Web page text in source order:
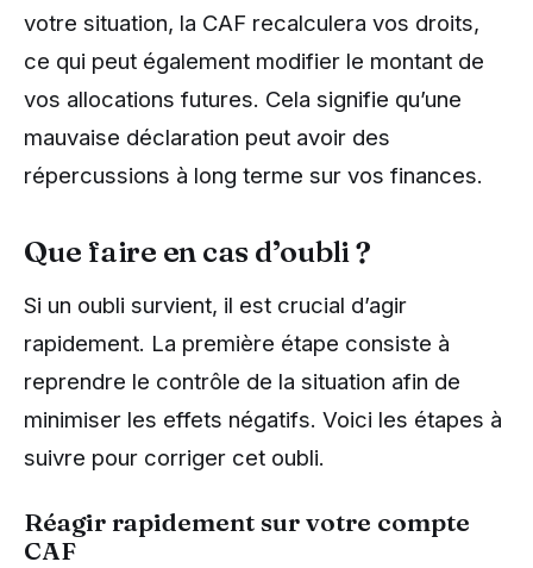
votre situation, la CAF recalculera vos droits,
ce qui peut également modifier le montant de
vos allocations futures. Cela signifie qu’une
mauvaise déclaration peut avoir des
répercussions à long terme sur vos finances.
Que faire en cas d’oubli ?
Si un oubli survient, il est crucial d’agir
rapidement. La première étape consiste à
reprendre le contrôle de la situation afin de
minimiser les effets négatifs. Voici les étapes à
suivre pour corriger cet oubli.
Réagir rapidement sur votre compte
CAF